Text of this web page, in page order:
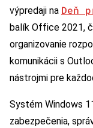
výpredaji na Deň
balík Office 2021,
organizovanie
komunikácii s
nástrojmi pre
Systém Windows
zabezpečenia,